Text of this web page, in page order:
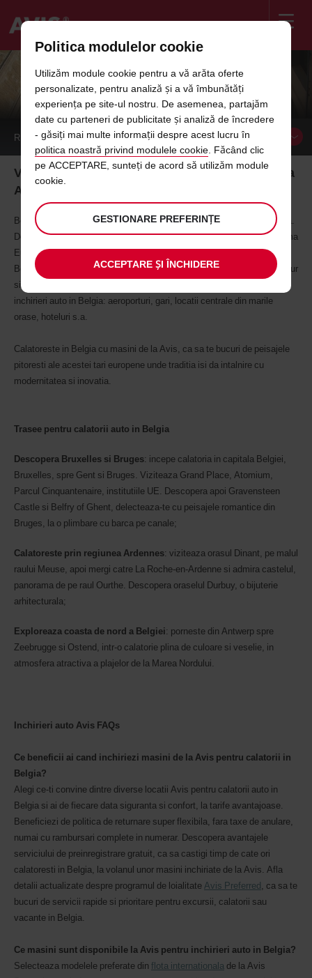
Welcome
to
INCHIRIERI AUTO IN BELGIA
REZERVAMASINA
Viziteaza Belgia la volanul unei masini inchiriate de la
Avis
Beneficiezi de rezervari masini de inchiriat in Belgia prin Avis Romania.
Descopera serviciile de rent a car Avis in Belgia, pentru calatorii in inima
Europei, centrul Uniunii Europene, tara ciocolatei, intr-un cuvant -
Belgia. Alege sa conduci masini moderne, pentru un transport auto sigur
si confortabil. Prin Avis, ai acces la o gama larga de locatii pentru
inchirieri auto in Belgia: aeroporturi, gari, locatii centrale din marile
orase, hoteluri s.a.
Calatoreste in Belgia cu masini de la Avis, ca sa te bucuri de peisajele
pitoresti ale acestei tari europene unde traditia isi da intalnire cu
modernitatea si inovatia.
Trasee pentru calatorii auto in Belgia
Descopera Bruxelles si Bruges: incepe calatoria in capitala Belgiei,
Bruxelles, spre Gent si Bruges. Viziteaza Grand Place, Atomium,
Parcul Cinquantenaire, institutiile UE. Descopera apoi Gravensteen
Castle si Belfry of Ghent, delecteaza-te cu peisajele romantice din
Bruges, la o plimbare cu barca pe canale;
Calatoreste prin regiunea Ardennes: viziteaza orasul Dinant, pe malul
raului Meuse, apoi mergi catre La Roche-en-Ardenne si admira castelul,
panorama de pe raul Ourthe. Descopera oraselul Durbuy, o bijuterie
arhitecturala;
Exploreaza coasta de nord a Belgiei: porneste din Antwerp spre
Zeebrugge si Ostend, intr-o calatorie plina de culoare si veselie, in
atmosfera atractiva a plajelor de la Marea Nordului.
Inchirieri auto Avis FAQs
Ce beneficii ai cand inchiriezi masini de la Avis pentru calatorii in
Belgia?
Alegi ce-ti convine dintre diverse locatii Avis pentru calatorii auto in
Belgia si ai de fiecare data siguranta si confort, la tarife avantajoase.
Beneficiezi de politica de returnare super flexibila, fara taxe de anulare,
numai cu rambursari complete in numerar. Descopera avantajele
serviciului de preinregistrare gratuit, ca sa castigi timp de cate ori
calatoresti in Belgia, la volanul unor masini inchiriate de la Avis. Afla
detalii actualizate despre programul de loialitateAvis Preferred, ca sa te
bucuri de servicii rapide si prioritare pentru excursii, calatorii sau
vacante in Belgia.
Ce masini sunt disponibile la Avis pentru inchirieri auto in Belgia?
Selecteaza modelele preferate din flota internationala de la Avis
Politica modulelor cookie
Utilizăm module cookie pentru a vă arăta oferte
personalizate, pentru analiză și a vă îmbunătăți
experiența pe site-ul nostru. De asemenea, partajăm
date cu parteneri de publicitate și analiză de încredere
- găsiți mai multe informații despre acest lucru în
politica noastră privind modulele cookie. Făcând clic
pe ACCEPTARE, sunteți de acord să utilizăm module
cookie.
GESTIONARE PREFERINȚE
ACCEPTARE ȘI ÎNCHIDERE